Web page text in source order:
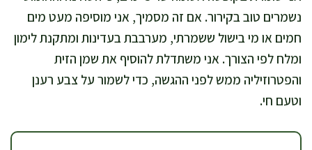
נשמרים טוב בקירור. אם זה מסמיך, אני מוסיפה מעט מים
חמים או מי בישול ששמרתי, מערבבת בעדינות ומתקנת לימון
ומלח לפי הצורך. אני משתדלת להוסיף את שמן הזית
והפטרוזיליה ממש לפני ההגשה, כדי לשמור על צבע רענן
וטעם חי.